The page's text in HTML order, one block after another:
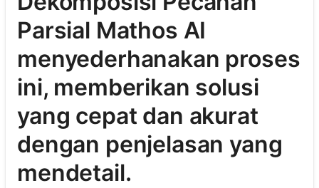
Parsial Mathos AI
menyederhanakan proses
ini, memberikan solusi
yang cepat dan akurat
dengan penjelasan yang
mendetail.